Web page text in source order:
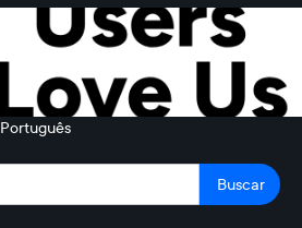
Português